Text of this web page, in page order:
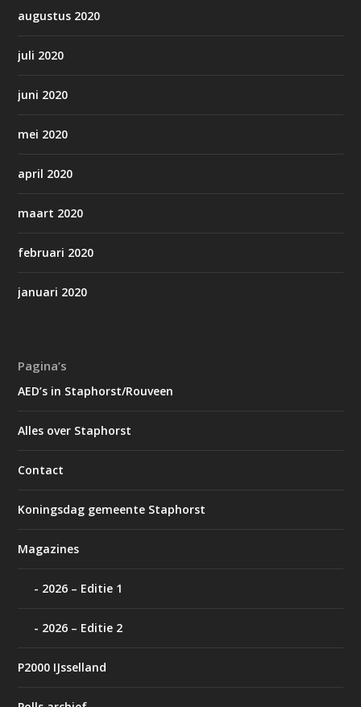
augustus 2020
juli 2020
juni 2020
mei 2020
april 2020
maart 2020
februari 2020
januari 2020
Pagina’s
AED’s in Staphorst/Rouveen
Alles over Staphorst
Contact
Koningsdag gemeente Staphorst
Magazines
2026 – Editie 1
2026 – Editie 2
P2000 IJsselland